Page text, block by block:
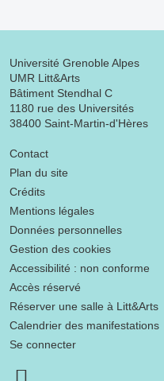
Université Grenoble Alpes
UMR Litt&Arts
Bâtiment Stendhal C
1180 rue des Universités
38400 Saint-Martin-d'Hères
Menu footer
Contact
Plan du site
Crédits
Mentions légales
Données personnelles
Gestion des cookies
Accessibilité : non conforme
Accès réservé
Réserver une salle à Litt&Arts
Calendrier des manifestations
Se connecter